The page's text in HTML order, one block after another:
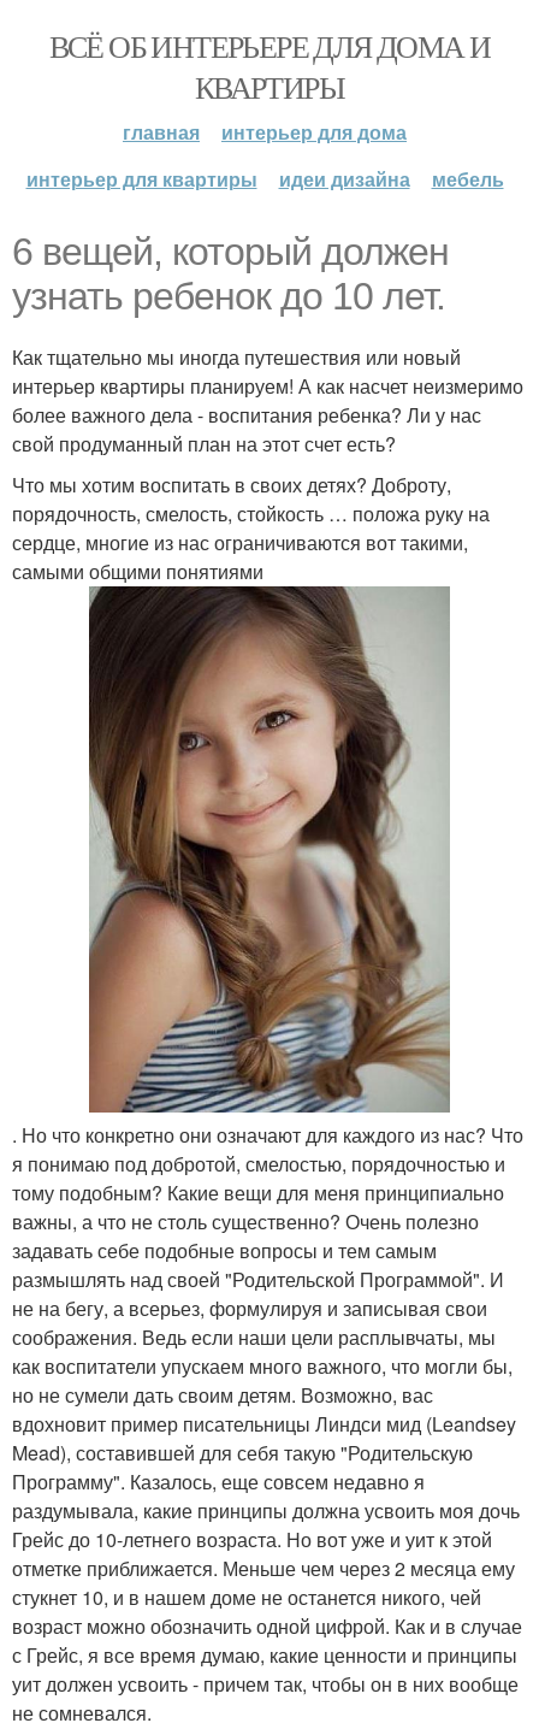
ВСЁ ОБ ИНТЕРЬЕРЕ ДЛЯ ДОМА И
КВАРТИРЫ
главная
интерьер для дома
интерьер для квартиры
идеи дизайна мебель
6 вещей, который должен
узнать ребенок до 10 лет.
Как тщательно мы иногда путешествия или новый
интерьер квартиры планируем! А как насчет неизмеримо
более важного дела - воспитания ребенка? Ли у нас
свой продуманный план на этот счет есть?
Что мы хотим воспитать в своих детях? Доброту,
порядочность, смелость, стойкость … положа руку на
сердце, многие из нас ограничиваются вот такими,
самыми общими понятиями
. Но что конкретно они означают для каждого из нас? Что
я понимаю под добротой, смелостью, порядочностью и
тому подобным? Какие вещи для меня принципиально
важны, а что не столь существенно? Очень полезно
задавать себе подобные вопросы и тем самым
размышлять над своей "Родительской Программой". И
не на бегу, а всерьез, формулируя и записывая свои
соображения. Ведь если наши цели расплывчаты, мы
как воспитатели упускаем много важного, что могли бы,
но не сумели дать своим детям. Возможно, вас
вдохновит пример писательницы Линдси мид (Leandsey
Mead), составившей для себя такую "Родительскую
Программу". Казалось, еще совсем недавно я
раздумывала, какие принципы должна усвоить моя дочь
Грейс до 10-летнего возраста. Но вот уже и уит к этой
отметке приближается. Меньше чем через 2 месяца ему
стукнет 10, и в нашем доме не останется никого, чей
возраст можно обозначить одной цифрой. Как и в случае
с Грейс, я все время думаю, какие ценности и принципы
уит должен усвоить - причем так, чтобы он в них вообще
не сомневался.